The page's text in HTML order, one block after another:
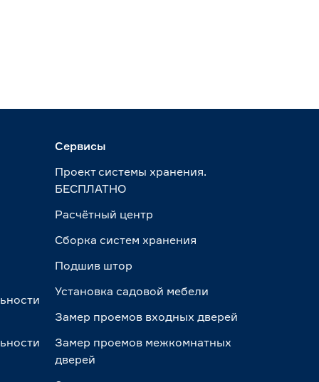
Сервисы
Проект системы хранения.
БЕСПЛАТНО
Расчётный центр
Сборка систем хранения
Подшив штор
Установка садовой мебели
Замер проемов входных дверей
Замер проемов межкомнатных
дверей